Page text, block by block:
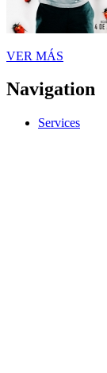
VER MÁS
Navigation
Services